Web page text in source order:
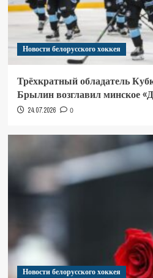
Новости белорусского хоккея
Трёхкратный обладатель
Брылин возглавил минское
24.07.2026 0
Новости белорусского хоккея